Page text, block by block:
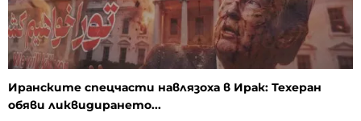
Иранските спецчасти навлязоха в Ирак: Техеран
обяви ликвидирането...